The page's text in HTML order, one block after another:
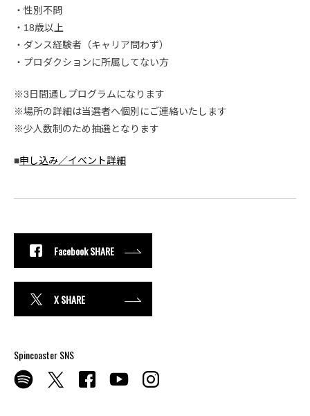
・性別不問
・18歳以上
・ダンス経験者（キャリア問わず）
・プロダクションに所属してない方
※3日間通しプログラムになります
※場所の詳細は当選者へ個別にご連絡いたします
※少人数制のため抽選となります
■申し込み／イベント詳細
Facebook SHARE
X SHARE
Spincoaster SNS